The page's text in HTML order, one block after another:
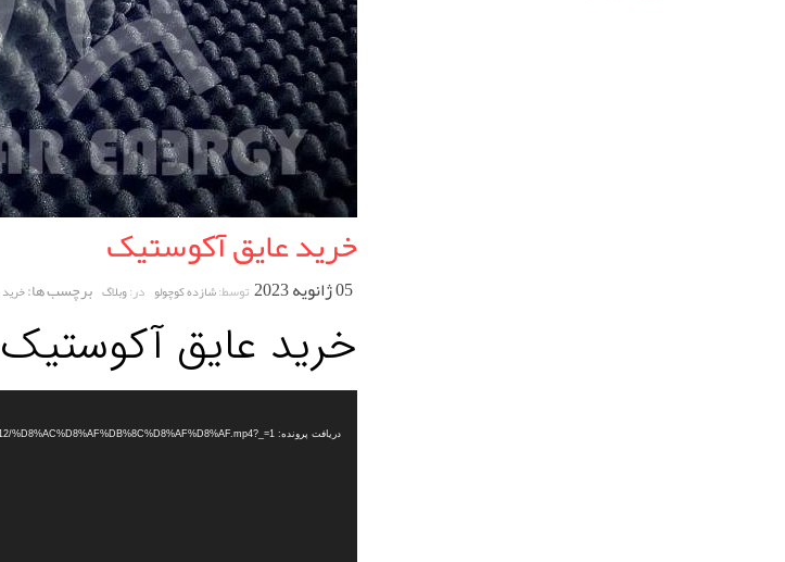
خرید عایق آکوستیک
05 ژانویه 2023 توسط:شازده کوچولو در:وبلاگ برچسب ها:
خرید عایق آکوستیک
ویدیو
دریافت پرونده: http://mahareng.ir/wp-content/uploads/2022/12/%D8%AC%D8%AF%DB%8C%D8%AF%D8%AF.mp4?_=1